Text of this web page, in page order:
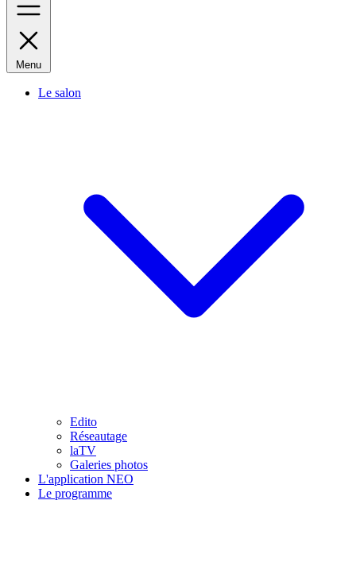
Menu
Le salon
Edito
Réseautage
laTV
Galeries photos
L'application NEO
Le programme